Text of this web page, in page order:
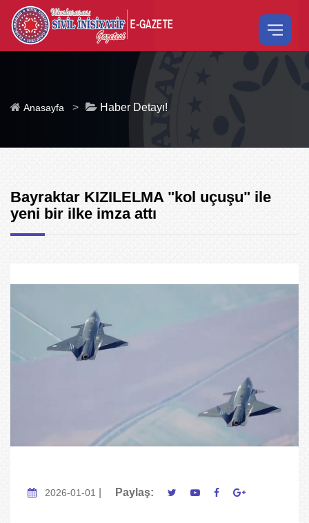
Anasayfa > Haber Detayı!
Bayraktar KIZILELMA "kol uçuşu" ile
yeni bir ilke imza attı
2026-01-01 Paylaş: